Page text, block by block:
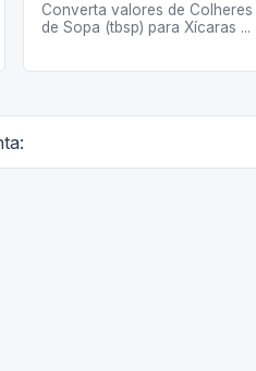
Converta valores de Colheres
de Sopa (tbsp) para Xícaras ...